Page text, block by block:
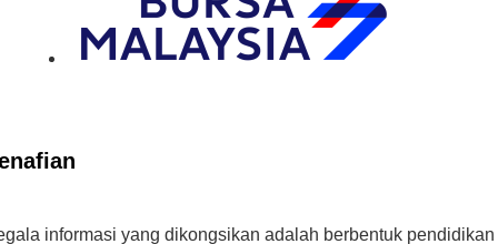
informasi yang dikongsikan adalah berbentuk pendidikan